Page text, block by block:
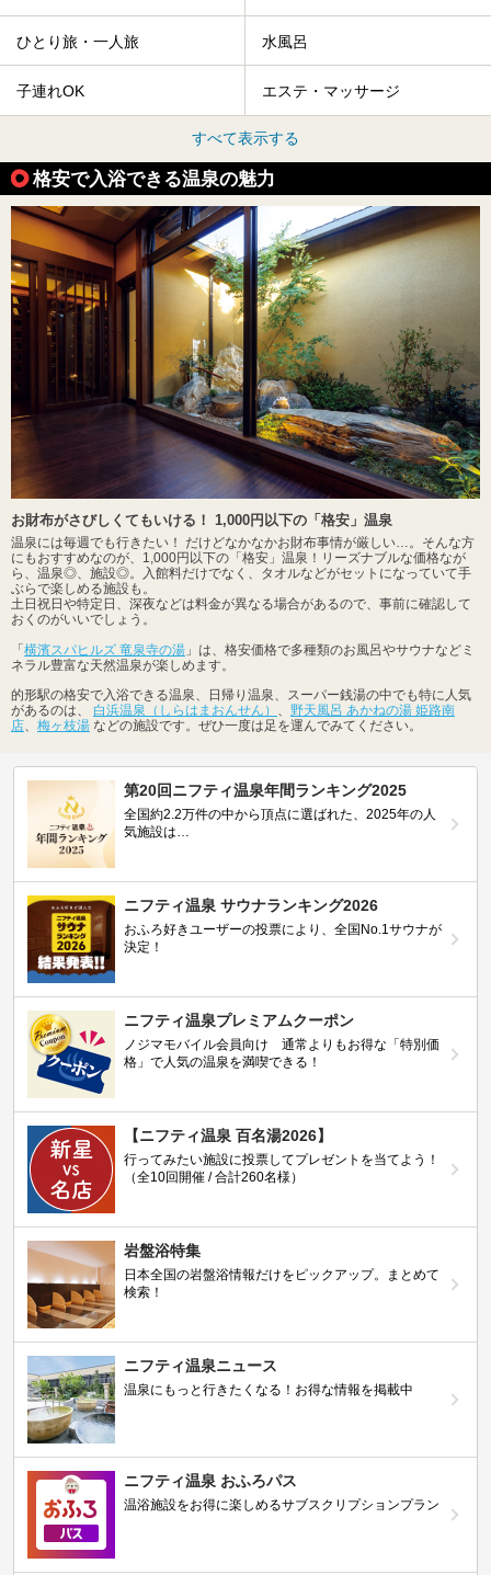
ひとり旅・一人旅 水風呂
子連れOK エステ・マッサージ
すべて表示する
格安で入浴できる温泉の魅力
お財布がさびしくてもいける！ 1,000円以下の「格安」温泉
温泉には毎週でも行きたい！ だけどなかなかお財布事情が厳しい…。そんな方
にもおすすめなのが、1,000円以下の「格安」温泉！リーズナブルな価格なが
ら、温泉◎、施設◎。入館料だけでなく、タオルなどがセットになっていて手
ぶらで楽しめる施設も。
土日祝日や特定日、深夜などは料金が異なる場合があるので、事前に確認して
おくのがいいでしょう。
「 横濱スパヒルズ 竜泉寺の湯 」は、格安価格で多種類のお風呂やサウナなどミ
ネラル豊富な天然温泉が楽しめます。
的形駅の格安で入浴できる温泉、日帰り温泉、スーパー銭湯の中でも特に人気
があるのは、 白浜温泉（しらはまおんせん） 、 野天風呂 あかねの湯 姫路南
店、 梅ヶ枝湯 などの施設です。ぜひ一度は足を運んでみてください。
第20回ニフティ温泉年間ランキング2025
全国約2.2万件の中から頂点に選ばれた、2025年の人
気施設は…
ニフティ温泉 サウナランキング2026
おふろ好きユーザーの投票により、全国No.1サウナが
決定！
ニフティ温泉プレミアムクーポン
ノジマモバイル会員向け 通常よりもお得な「特別価
格」で人気の温泉を満喫できる！
【ニフティ温泉 百名湯2026】
行ってみたい施設に投票してプレゼントを当てよう！
（全10回開催 / 合計260名様）
岩盤浴特集
日本全国の岩盤浴情報だけをピックアップ。まとめて
検索！
ニフティ温泉ニュース
温泉にもっと行きたくなる！お得な情報を掲載中
ニフティ温泉 おふろパス
温浴施設をお得に楽しめるサブスクリプションプラン